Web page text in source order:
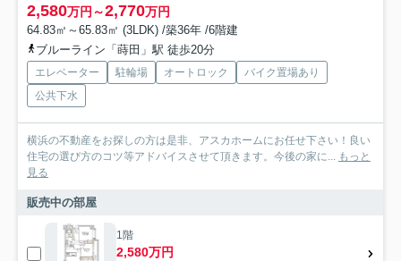
2,580万円～2,770万円
64.83㎡～65.83㎡ (3LDK) /築36年 /6階建
ブルーライン「蒔田」駅 徒歩20分
エレベーター 駐輪場 オートロック
バイク置場あり
公共下水
横浜の不動産をお探しの方は是非、アスカホームにお任せ下さい！良い
住宅の選び方のコツ等アドバイスさせて頂きます。今後の家に... もっと
見る
販売中の部屋
1階
2,580万円